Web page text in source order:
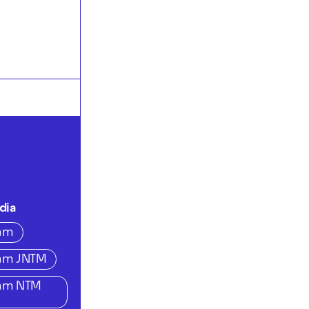
JNTM
NTM